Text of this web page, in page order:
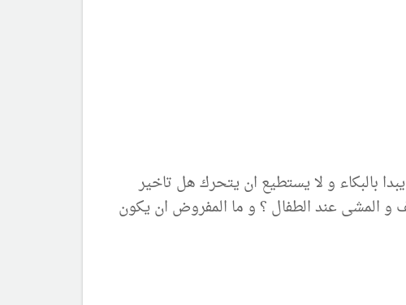
بالبكاء و لا يستطيع ان يتحرك هل تاخير
و المشى عند الطفال ؟ و ما المفروض ان يكون